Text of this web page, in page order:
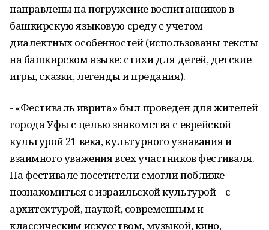
направлены на погружение воспитанников в
башкирскую языковую среду с учетом
диалектных особенностей (использованы тексты
на башкирском языке: стихи для детей, детские
игры, сказки, легенды и предания).
- «Фестиваль иврита» был проведен для жителей
города Уфы с целью знакомства с еврейской
культурой 21 века, культурного узнавания и
взаимного уважения всех участников фестиваля.
На фестивале посетители смогли поближе
познакомиться с израильской культурой – с
архитектурой, наукой, современным и
классическим искусством, музыкой, кино,